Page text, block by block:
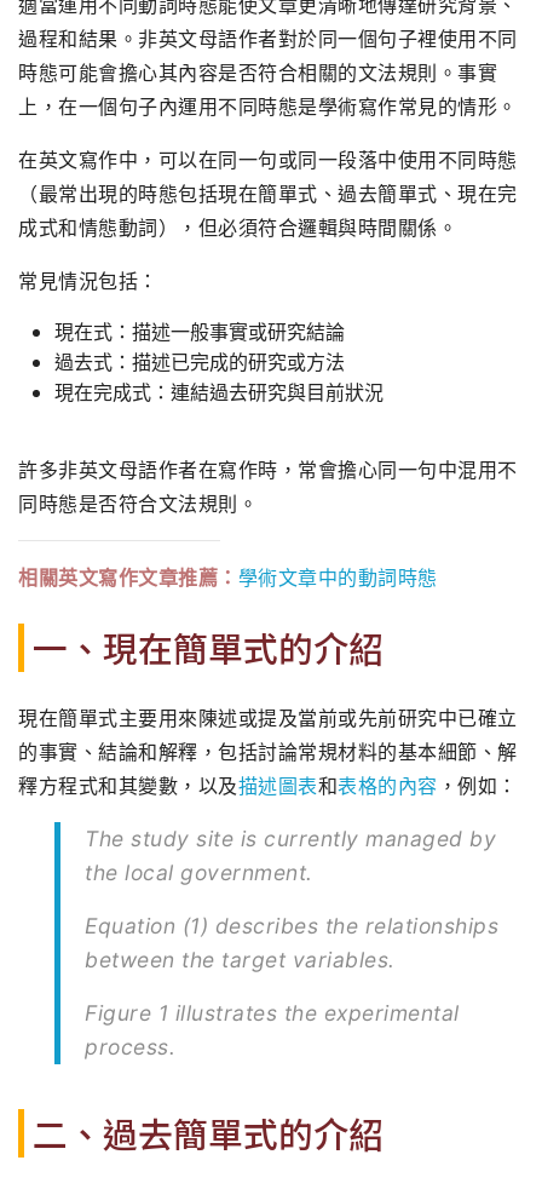
過程和結果。非英文母語作者對於同一個句子裡使用不同
時態可能會擔心其內容是否符合相關的文法規則。事實
上，在一個句子內運用不同時態是學術寫作常見的情形。
在英文寫作中，可以在同一句或同一段落中使用不同時態
（最常出現的時態包括現在簡單式、過去簡單式、現在完
成式和情態動詞），但必須符合邏輯與時間關係。
常見情況包括：
現在式：描述一般事實或研究結論
過去式：描述已完成的研究或方法
現在完成式：連結過去研究與目前狀況
許多非英文母語作者在寫作時，常會擔心同一句中混用不
同時態是否符合文法規則。
相關英文寫作文章推薦： 學術文章中的動詞時態
一、現在簡單式的介紹
現在簡單式主要用來陳述或提及當前或先前研究中已確立
的事實、結論和解釋，包括討論常規材料的基本細節、解
釋方程式和其變數，以及描述圖表和表格的內容 ，例如：
The study site is currently managed by
the local government.
Equation (1) describes the relationships
between the target variables.
Figure 1 illustrates the experimental
process.
二、過去簡單式的介紹